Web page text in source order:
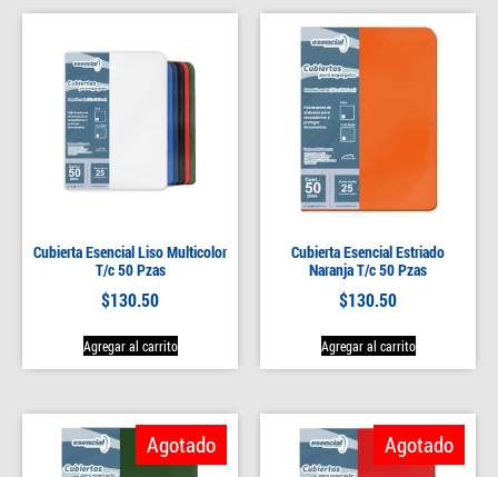
Cubierta Esencial Liso Multicolor
T/c 50 Pzas
$130.50
Agregar al carrito
Cubierta Esencial Estriado
Naranja T/c 50 Pzas
$130.50
Agregar al carrito
Agotado Agotado